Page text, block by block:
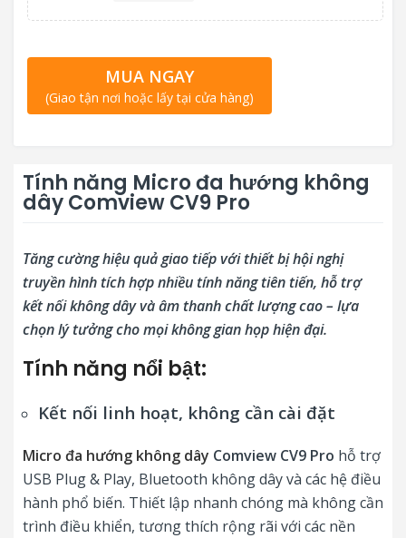
MUA NGAY
(Giao tận nơi hoặc lấy tại cửa hàng)
Tính năng Micro đa hướng không
dây Comview CV9 Pro
Tăng cường hiệu quả giao tiếp với thiết bị hội nghị
truyền hình tích hợp nhiều tính năng tiên tiến, hỗ trợ
kết nối không dây và âm thanh chất lượng cao – lựa
chọn lý tưởng cho mọi không gian họp hiện đại.
Tính năng nổi bật:
Kết nối linh hoạt, không cần cài đặt
Micro đa hướng không dây Comview CV9 Pro hỗ trợ
USB Plug & Play, Bluetooth không dây và các hệ điều
hành phổ biến. Thiết lập nhanh chóng mà không cần
trình điều khiển, tương thích rộng rãi với các nền